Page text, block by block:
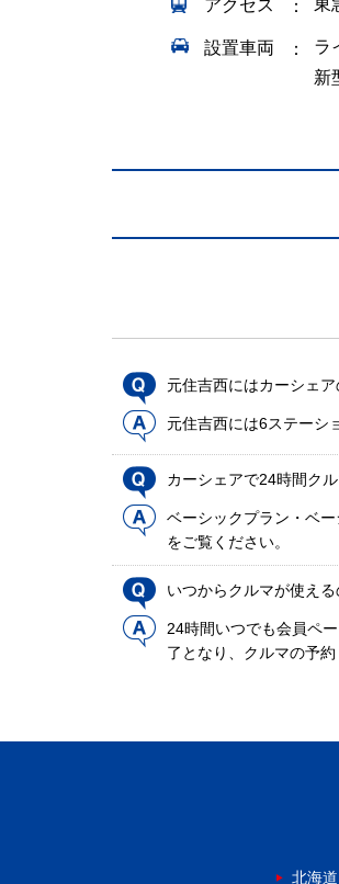
アクセス 東
設置車両
ラ
新
元住吉西にはカーシェ
元住吉西には6ステーシ
カーシェアで24時間ク
ベーシックプラン・ベ
をご覧ください。
いつからクルマが使える
24時間いつでも会員ペ
了となり、クルマの予約
北海道